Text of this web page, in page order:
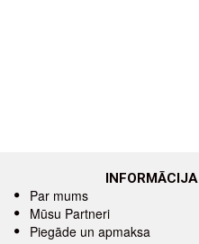
INFORMĀCIJA
Par mums
Mūsu Partneri
Piegāde un apmaksa